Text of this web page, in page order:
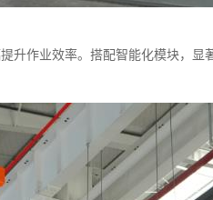
升作业效率。搭配智能化模块，显